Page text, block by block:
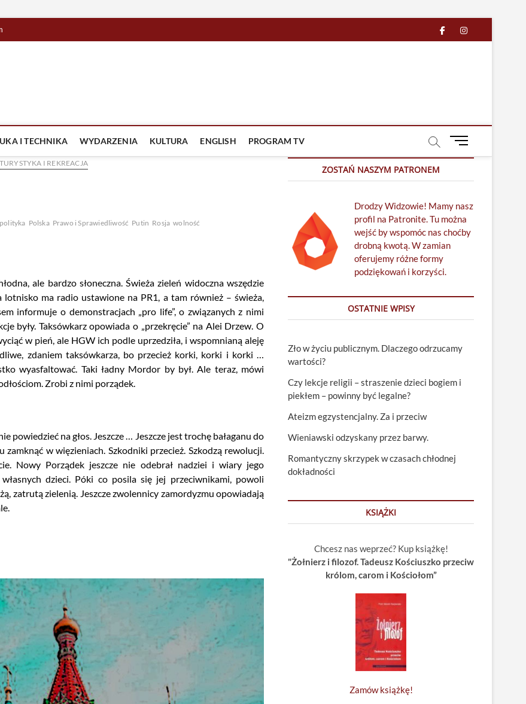
facebook
in
I TECHNIKA WYDARZENIA KULTURA ENGLISH PROGRAM TV
M
u
u
t
t
TURYSTYKA I REKREACJA
polityka Polska Prawo i Sprawiedliwość Putin Rosja wolność
ale bardzo słoneczna. Świeża zieleń widoczna wszędzie
lotnisko ma radio ustawione na PR1, a tam również – świeża,
informuje o demonstracjach „pro life”, o związanych z nimi
były. Taksówkarz opowiada o „przekręcie” na Alei Drzew. O
w pień, ale HGW ich podle uprzedziła, i wspomnianą aleję
zdaniem taksówkarza, bo przecież korki, korki i korki …
wyasfaltować. Taki ładny Mordor by był. Ale teraz, mówi
Zrobi z nimi porządek.
powiedzieć na głos. Jeszcze … Jeszcze jest trochę bałaganu do
w więzieniach. Szkodniki przecież. Szkodzą rewolucji.
Nowy Porządek jeszcze nie odebrał nadziei i wiary jego
dzieci. Póki co posila się jej przeciwnikami, powoli
zatrutą zielenią. Jeszcze zwolennicy zamordyzmu opowiadają
ZOSTAŃ NASZYM PATRONEM
Drodzy Widzowie! Mamy nasz
profil na Patronite. Tu można
wejść by wspomóc nas choćby
drobną kwotą. W zamian
oferujemy różne formy
podziękowań i korzyści.
OSTATNIE WPISY
Zło w życiu publicznym. Dlaczego odrzucamy
wartości?
Czy lekcje religii – straszenie dzieci bogiem i
piekłem – powinny być legalne?
Ateizm egzystencjalny. Za i przeciw
Wieniawski odzyskany przez barwy.
Romantyczny skrzypek w czasach chłodnej
dokładności
KSIĄŻKI
Chcesz nas weprzeć? Kup książkę!
"Żołnierz i filozof. Tadeusz Kościuszko przeciw
królom, carom i Kościołom”
Zamów książkę!